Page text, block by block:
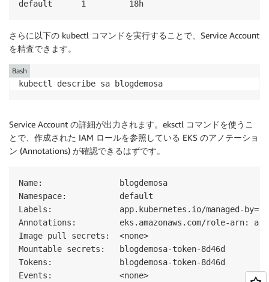
さらに以下の kubectl コマンドを実行することで、Service Account
を精査できます。
kubectl describe sa blogdemosa
Bash
Service Account の詳細が出力されます。eksctl コマンドを使うこ
とで、作成された IAM ロールを参照している EKS のアノテーショ
ン (Annotations) が確認できるはずです。
Name:                blogdemosa
Namespace:           default
Labels:              app.kubernetes.io/managed-
Annotations:         eks.amazonaws.com/role-arn:
Image pull secrets:  <none>
Mountable secrets:   blogdemosa-token-8d46d
Tokens:              blogdemosa-token-8d46d